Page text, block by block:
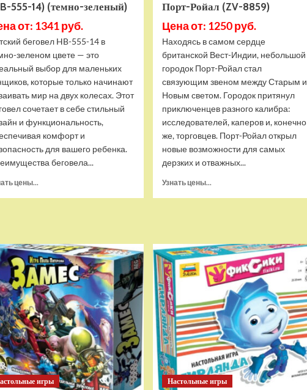
555-14) (темно-зеленый)
от: 1341 руб.
беговел HB-555-14 в
зеленом цвете — это
выбор для маленьких
которые только начинают
мир на двух колесах. Этот
сочетает в себе стильный
и функциональность,
комфорт и
для вашего ребенка.
беговела...
цены...
(HB-
555-
14)
(темно-
зеленый)
Порт-Ройал (ZV-8859)
Цена от: 1250 руб.
Находясь в самом сердце
британской Вест-Индии, небольшой
городок Порт-Ройал стал
связующим звеном между Старым и
Новым светом. Городок притянул
приключенцев разного калибра:
исследователей, каперов и, конечно
же, торговцев. Порт-Ройал открыл
новые возможности для самых
дерзких и отважных...
Узнать цены...
Порт-
Ройал
(ZV-
8859)
игры Настольные игры